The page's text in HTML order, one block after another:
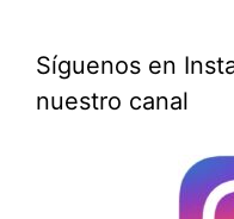
Síguenos en
nuestro canal